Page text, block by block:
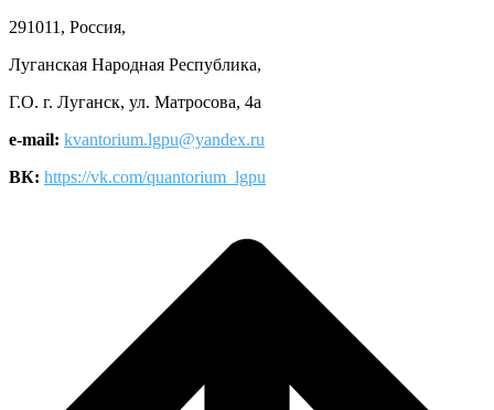
291011, Россия,
Луганская Народная Республика,
Г.О. г. Луганск, ул. Матросова, 4а
e-mail: kvantorium.lgpu@yandex.ru
ВК: https://vk.com/quantorium_lgpu